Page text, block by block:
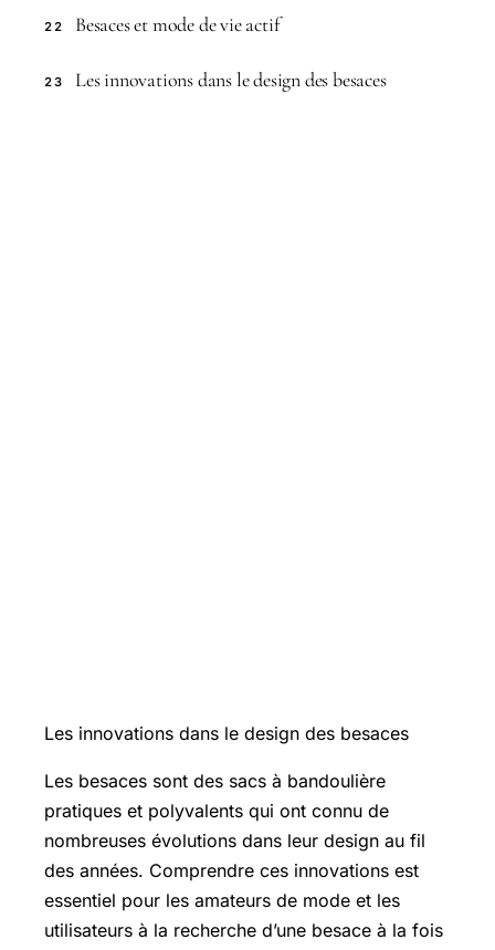
22 Besaces et mode de vie actif
23 Les innovations dans le design des besaces
Les innovations dans le design des besaces
Les besaces sont des sacs à bandoulière
pratiques et polyvalents qui ont connu de
nombreuses évolutions dans leur design au fil
des années. Comprendre ces innovations est
essentiel pour les amateurs de mode et les
utilisateurs à la recherche d’une besace à la fois